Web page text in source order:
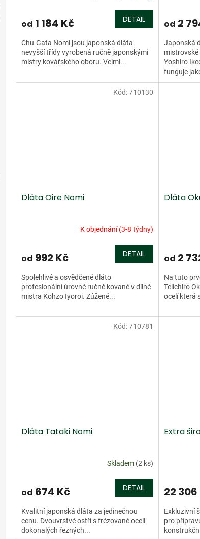
od 1 184 Kč DETAIL
Chu-Gata Nomi jsou japonská dláta
nevyšší třídy vyrobená ručně japonskými
mistry kovářského oboru. Velmi...
od 2
Japonská
mistrovské
Yoshiro
funguje
kovaný
Dláta Oire Nomi
K objednání (3-8 týdny)
od 992 Kč DETAIL
Spolehlivé a osvědčené dláto
profesionální úrovně ručně kované v dílně
mistra Kohzo Iyoroi. Zúžené...
Kód:710130
Dláta
od 2
Na tuto
Teiichiro
ocelí která
Dláta Tataki Nomi
Skladem (2 ks)
od 674 Kč DETAIL
Kvalitní japonská dláta za jedinečnou
cenu. Dvouvrstvé ostří s frézované oceli
dokonalých řezných...
Kód:710781
Extra
22 306
Exkluzivní
pro